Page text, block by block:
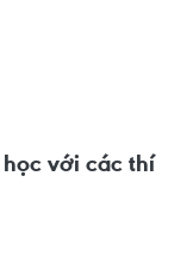
với các thí